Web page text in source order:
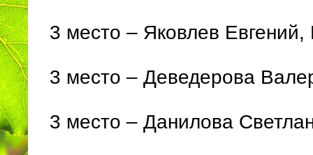
3 место – Яковлев
3 место – Деведерова
3 место – Данилова